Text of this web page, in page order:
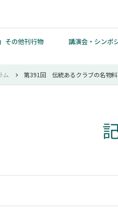
その他刊行物 講演会・シンポ
ム 第391回 伝統あるクラブの名物